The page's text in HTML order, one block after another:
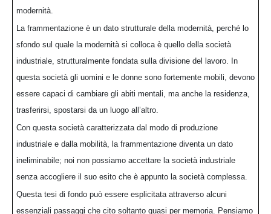
modernità.
La frammentazione è un dato strutturale della modernità, perché lo
sfondo sul quale la modernità si colloca è quello della società
industriale, strutturalmente fondata sulla divisione del lavoro. In
questa società gli uomini e le donne sono fortemente mobili, devono
essere capaci di cambiare gli abiti mentali, ma anche la residenza,
trasferirsi, spostarsi da un luogo all’altro.
Con questa società caratterizzata dal modo di produzione
industriale e dalla mobilità, la frammentazione diventa un dato
ineliminabile; noi non possiamo accettare la società industriale
senza accogliere il suo esito che è appunto la società complessa.
Questa tesi di fondo può essere esplicitata attraverso alcuni
essenziali passaggi che cito soltanto quasi per memoria. Pensiamo